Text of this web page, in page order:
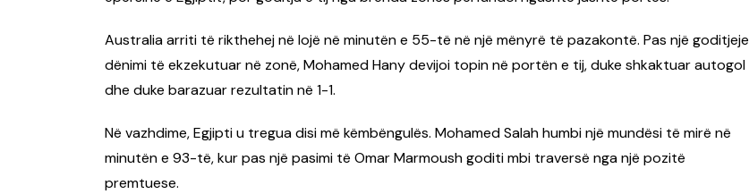
Australia arriti të rikthehej në lojë në minutën e 55-të në një mënyrë të pazakontë. Pas një goditjeje
dënimi të ekzekutuar në zonë, Mohamed Hany devijoi topin në portën e tij, duke shkaktuar autogol
dhe duke barazuar rezultatin në 1-1.
Në vazhdime, Egjipti u tregua disi më këmbëngulës. Mohamed Salah humbi një mundësi të mirë në
minutën e 93-të, kur pas një pasimi të Omar Marmoush goditi mbi traversë nga një pozitë
premtuese.